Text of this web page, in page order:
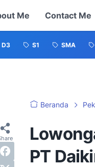
Me Contact Me
D3 S1 SMA
Beranda
PT